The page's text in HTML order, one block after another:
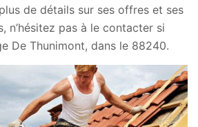
de détails sur ses offres et ses
n’hésitez pas à le contacter si
De Thunimont, dans le 88240.